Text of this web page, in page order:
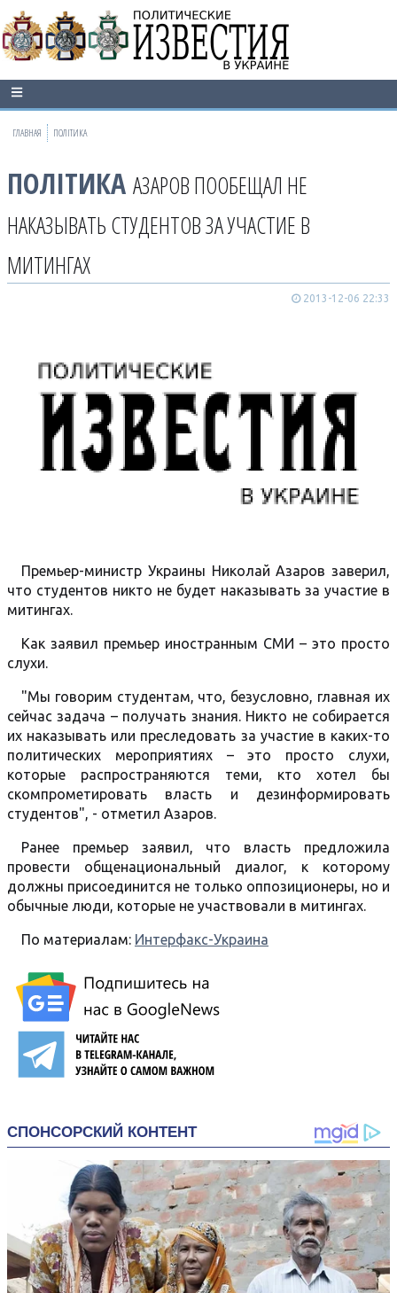
ГЛАВНАЯ ПОЛІТИКА
ПОЛІТИКА АЗАРОВ ПООБЕЩАЛ НЕ
НАКАЗЫВАТЬ СТУДЕНТОВ ЗА УЧАСТИЕ В
МИТИНГАХ
2013-12-06 22:33
Премьер-министр Украины Николай Азаров заверил,
что студентов никто не будет наказывать за участие в
митингах.
Как заявил премьер иностранным СМИ – это просто
слухи.
"Мы говорим студентам, что, безусловно, главная их
сейчас задача – получать знания. Никто не собирается
их наказывать или преследовать за участие в каких-то
политических мероприятиях – это просто слухи,
которые распространяются теми, кто хотел бы
скомпрометировать власть и дезинформировать
студентов", - отметил Азаров.
Ранее премьер заявил, что власть предложила
провести общенациональный диалог, к которому
должны присоединится не только оппозиционеры, но и
обычные люди, которые не участвовали в митингах.
По материалам: Интерфакс-Украина